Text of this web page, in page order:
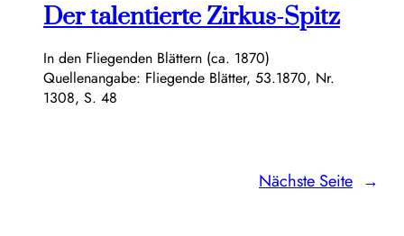
Der talentierte Zirkus-Spitz
In den Fliegenden Blättern (ca. 1870)
Quellenangabe: Fliegende Blätter, 53.1870, Nr.
1308, S. 48
Nächste Seite →